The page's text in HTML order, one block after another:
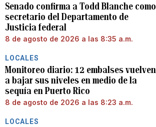
Senado confirma a Todd Blanche como
secretario del Departamento de
Justicia federal
8 de agosto de 2026 a las 8:35 a.m.
LOCALES
Monitoreo diario: 12 embalses vuelven
a bajar sus niveles en medio de la
sequía en Puerto Rico
8 de agosto de 2026 a las 8:23 a.m.
LOCALES